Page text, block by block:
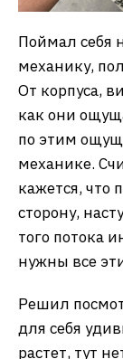
Поймал себя
механику,
От корпуса,
как они
по этим
механике.
кажется, что
сторону,
того потока
нужны все
Решил
для себя
растет, тут